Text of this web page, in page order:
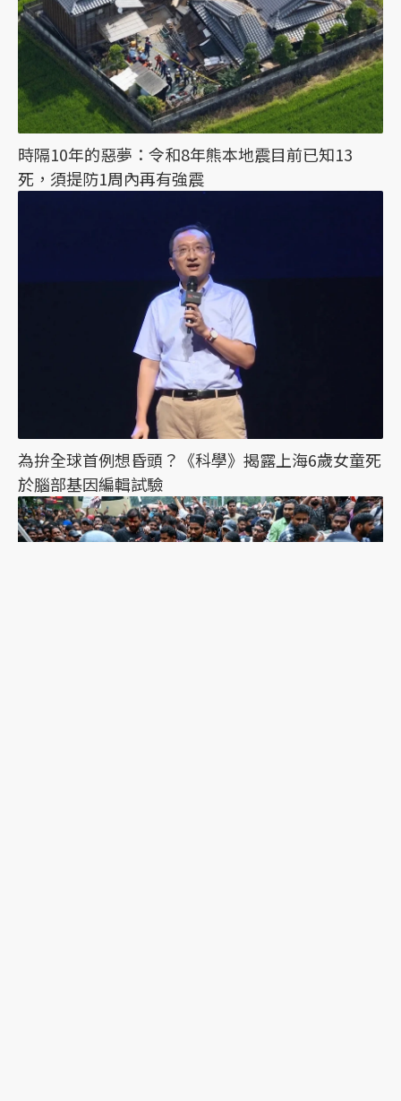
時隔10年的惡夢：令和8年熊本地震目前已知13
死，須提防1周內再有強震
為拚全球首例想昏頭？《科學》揭露上海6歲女童死
於腦部基因編輯試驗